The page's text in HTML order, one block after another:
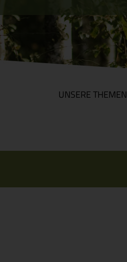
UNSERE THEMEN